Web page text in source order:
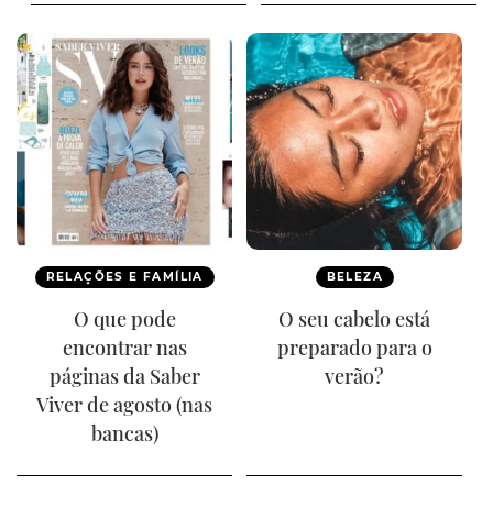
RELAÇÕES E FAMÍLIA
O que pode
encontrar nas
páginas da Saber
Viver de agosto (nas
bancas)
BELEZA
O seu cabelo está
preparado para o
verão?